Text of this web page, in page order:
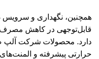
همچنین، نگهداری و سرویس
قابل‌توجهی در کاهش مصرف
دارد. محصولات شرکت آلپ
حرارتی پیشرفته و